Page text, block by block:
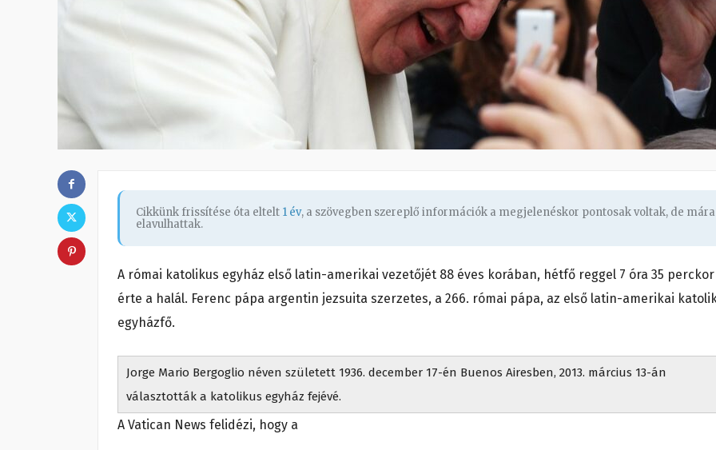
Cikkünk frissítése óta eltelt 1 év, a szövegben szereplő információk a megjelenéskor pontosak voltak, de mára
elavulhattak.
A római katolikus egyház első latin-amerikai vezetőjét 88 éves korában, hétfő reggel 7 óra 35 perckor
érte a halál. Ferenc pápa argentin jezsuita szerzetes, a 266. római pápa, az első latin-amerikai
egyházfő.
Jorge Mario Bergoglio néven született 1936. december 17-én Buenos Airesben, 2013. március 13-án
választották a katolikus egyház fejévé.
A Vatican News felidézi, hogy a